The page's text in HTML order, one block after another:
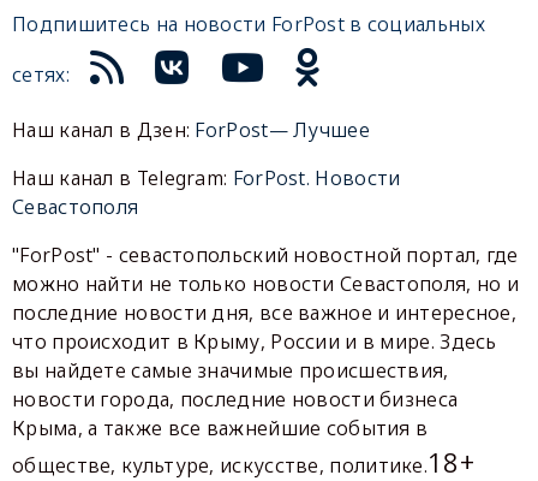
Подпишитесь на новости ForPost в социальных
сетях:
Наш канал в Дзен: ForPost— Лучшее
Наш канал в Telegram: ForPost. Новости
Севастополя
"ForPost" - севастопольский новостной портал, где
можно найти не только новости Севастополя, но и
последние новости дня, все важное и интересное,
что происходит в Крыму, России и в мире. Здесь
вы найдете самые значимые происшествия,
новости города, последние новости бизнеса
Крыма, а также все важнейшие события в
обществе, культуре, искусстве, политике.18+